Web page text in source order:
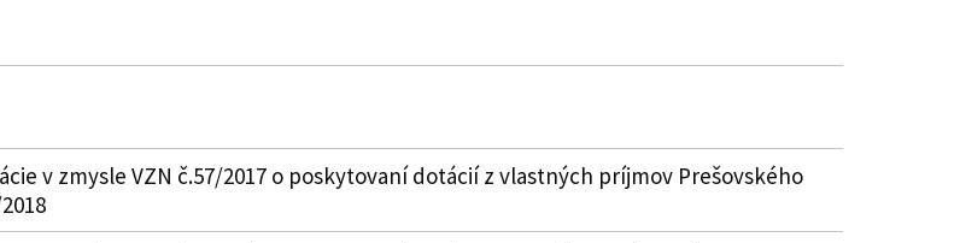
v zmysle VZN č.57/2017 o poskytovaní dotácií z vlastných príjmov Prešovského